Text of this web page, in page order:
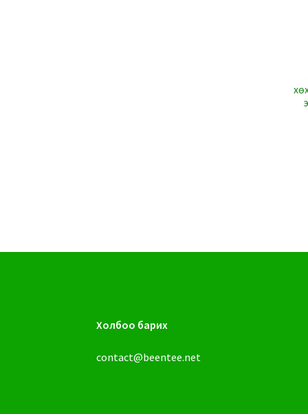
Холбоо барих
contact@beentee.net